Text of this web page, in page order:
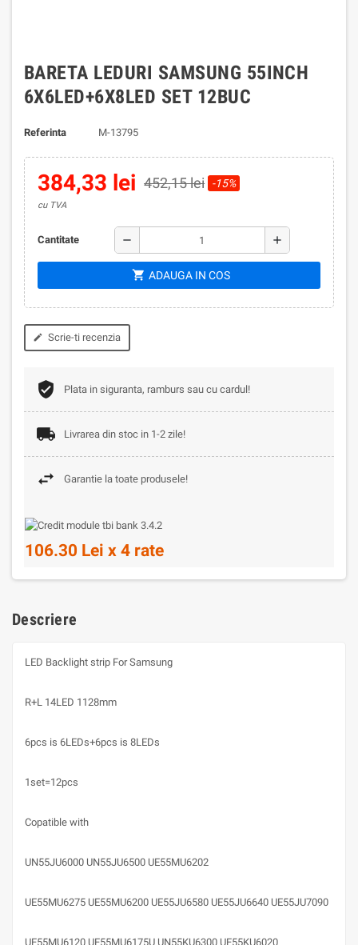
BARETA LEDURI SAMSUNG 55INCH
6X6LED+6X8LED SET 12BUC
Referinta M-13795
384,33 lei 452,15 lei -15%
cu TVA
Cantitate remove add
shopping_cart ADAUGA IN COS
edit Scrie-ti recenzia
Plata in siguranta, ramburs sau cu cardul!
Livrarea din stoc in 1-2 zile!
Garantie la toate produsele!
106.30 Lei x 4 rate
Descriere
LED Backlight strip For Samsung
R+L 14LED 1128mm
6pcs is 6LEDs+6pcs is 8LEDs
1set=12pcs
Copatible with
UN55JU6000 UN55JU6500 UE55MU6202
UE55MU6275 UE55MU6200 UE55JU6580 UE55JU6640 UE55JU7090
UE55MU6120 UE55MU6175U UN55KU6300 UE55KU6020